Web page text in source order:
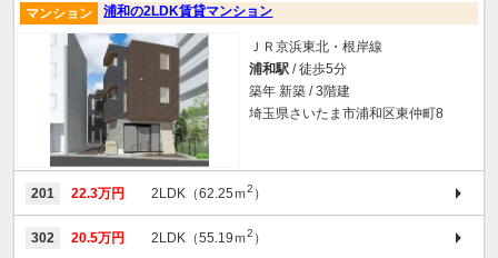
浦和の2LDK賃貸マンション
マンション
ＪＲ京浜東北・根岸線
浦和駅 / 徒歩5分
築年 新築 / 3階建
埼玉県さいたま市浦和区東仲町8
201 22.3万円 2LDK（62.25ｍ2 ）
302 20.5万円 2LDK（55.19ｍ2 ）